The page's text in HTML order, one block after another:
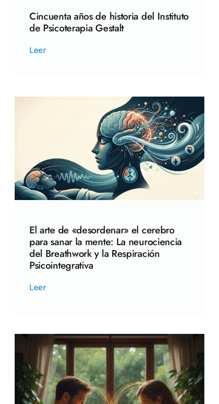
Cincuenta años de historia del Instituto
de Psicoterapia Gestalt
Leer
El arte de «desordenar» el cerebro
para sanar la mente: La neurociencia
del Breathwork y la Respiración
Psicointegrativa
Leer